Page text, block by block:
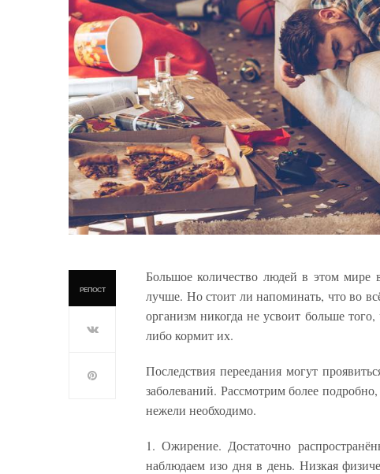
РЕПОСТ
Большое количество людей в этом
лучше. Но стоит ли напоминать, что во
организм никогда не усвоит больше
либо кормит их.
Последствия переедания могут
заболеваний. Рассмотрим более
нежели необходимо.
1. Ожирение. Достаточно
наблюдаем изо дня в день. Низкая